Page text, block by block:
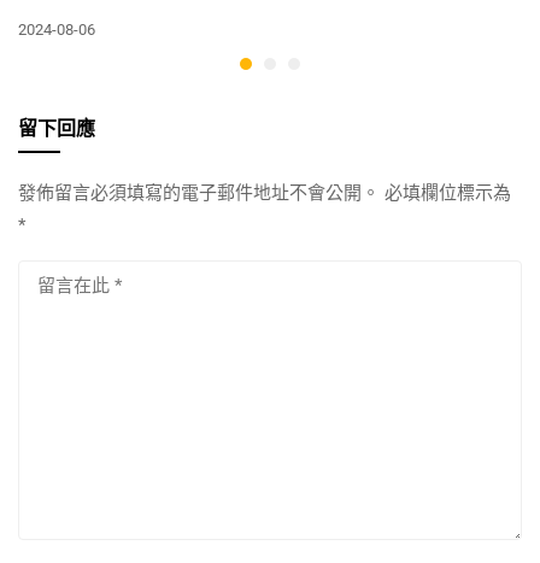
2024-08-06
留下回應
發佈留言必須填寫的電子郵件地址不會公開。 必填欄位標示為
*